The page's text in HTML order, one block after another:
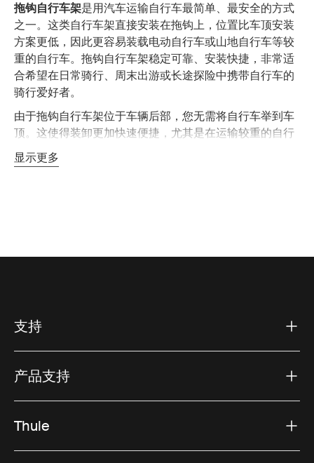
拖钩自行车架是用汽车运输自行车最简单、最安全的方式
之一。这类自行车架直接安装在拖钩上，位置比车顶安装
方案更低，因此更容易装载电动自行车或山地自行车等较
重的自行车。拖钩自行车架稳定可靠、安装快捷，非常适
合希望在日常骑行、周末出游或长途探险中携带自行车的
骑行爱好者。
由于拖钩自行车架位于车辆后部，您无需将自行车举到车
顶。这使得装卸更加快速便捷，尤其是在运输较重的自行
车时。许多现代车架还具有倾斜或折叠功能，即使自行车
已装载，您仍然可以开启后备箱。
数秒内即可快速安装到拖钩上
可选择运输一至四辆自行车
这些优势使拖钩自行车架成为家庭、骑行团队以及经常前
往骑行路线或目的地的骑行者的热门选择。
选择合适的拖钩自行车架
在选择拖钩自行车架时，需要考虑以下几个因素。
显示更多
支持
产品支持
Thule